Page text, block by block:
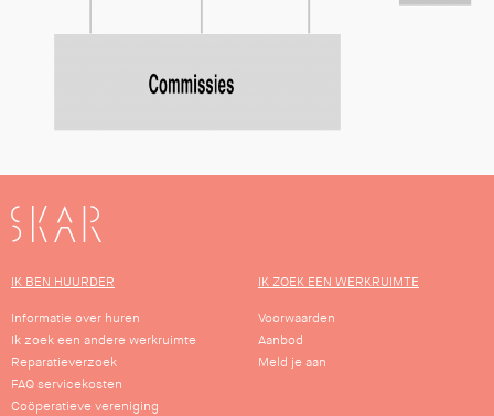
SKAR
IK BEN HUURDER
Informatie over huren
Ik zoek een andere werkruimte
Reparatieverzoek
FAQ servicekosten
Coöperatieve vereniging
IK ZOEK EEN WERKRUIMTE
Voorwaarden
Aanbod
Meld je aan